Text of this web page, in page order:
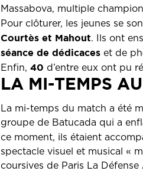
Massabova, multiple
Pour clôturer, les jeunes se
Courtès et Mahout. Ils ont
séance de dédicaceset de
Enfin, 40 d’entre eux ont pu
LA MI-TEMPS
La mi-temps du match a été
groupe de Batucada qui a
ce moment, ils étaient
spectacle visuel et musical «
coursives de Paris La